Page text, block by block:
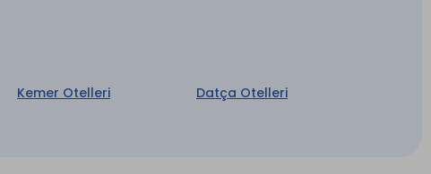
Kemer Otelleri Datça Otelleri